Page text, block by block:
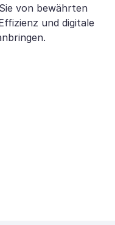
von bewährten
und digitale